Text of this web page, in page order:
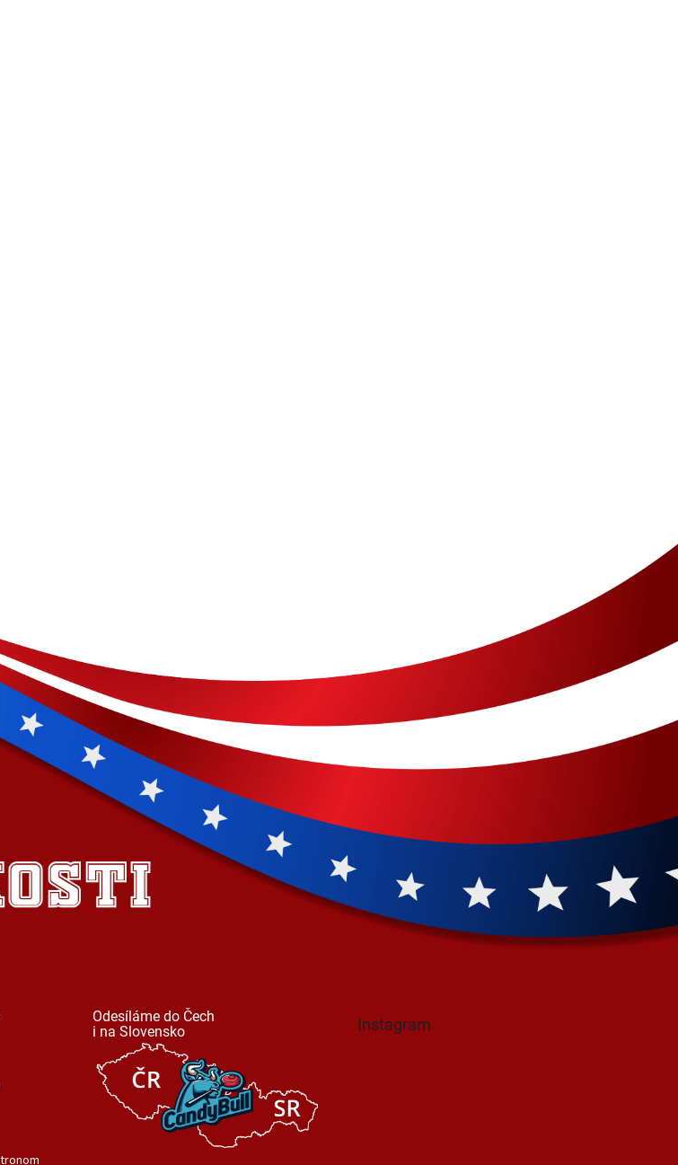
Odesíláme do Čech
i na Slovensko
Instagram